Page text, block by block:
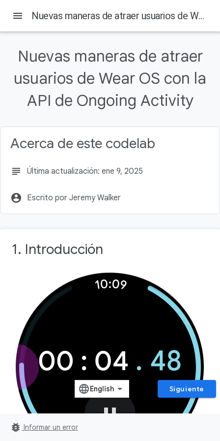
En esta página
Qué aprenderás
Qué compilarás
Requisitos previos
Qué necesitarás
menu Nuevas maneras de atraer usuarios de Wear OS con la API de Ongoing Activity
Nuevas maneras de atraer
usuarios de Wear OS con la
API de Ongoing Activity
Acerca de este codelab
subject Última actualización: ene 9, 2025
account_circle Escrito por Jeremy Walker
1. Introducción
Siguiente
bug_report Informar un error